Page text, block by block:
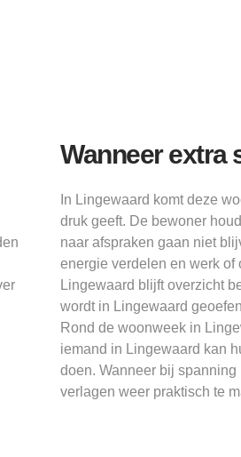
Wanneer extra
In Lingewaard komt deze
druk geeft. De bewoner
naar afspraken gaan niet
energie verdelen en werk
Lingewaard blijft overzicht
wordt in Lingewaard
Rond de woonweek in
iemand in Lingewaard kan
doen. Wanneer bij
verlagen weer praktisch te